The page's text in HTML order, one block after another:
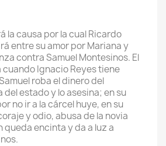
la causa por la cual Ricardo
entre su amor por Mariana y
contra Samuel Montesinos. El
Ignacio Reyes tiene
roba el dinero del
estado y lo asesina; en su
no ir a la cárcel huye, en su
y odio, abusa de la novia
queda encinta y da a luz a